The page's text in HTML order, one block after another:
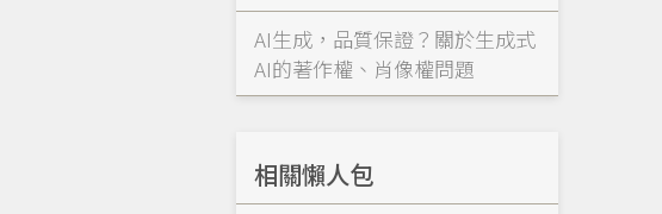
AI生成，品質保證？關於生成式
AI的著作權、肖像權問題
相關懶人包